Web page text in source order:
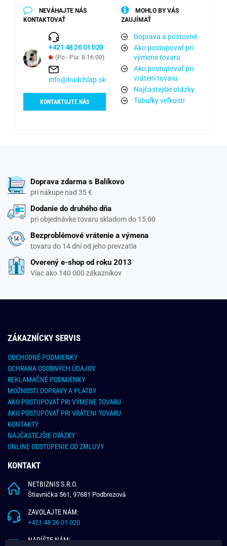
NEVÁHAJTE NÁS
KONTAKTOVAŤ
+421 48 26 01 020
(Po - Pia: 8-16:00)
info@budchlap.sk
KONTAKTUJTE NÁS
MOHLO BY VÁS
ZAUJÍMAŤ
Doprava a poštovné
Ako postupovať pri
výmene tovaru
Ako postupovať pri
vrátení tovaru
Najčastejšie otázky
Tabuľky veľkostí
Doprava zdarma s Balíkovo
pri nákupe nad 35 €
Dodanie do druhého dňa
pri objednávke tovaru skladom do 15:00
Bezproblémové vrátenie a výmena
tovaru do 14 dní od jeho prevzatia
Overený e-shop od roku 2013
Viac ako 140 000 zákazníkov
ZÁKAZNÍCKY SERVIS
OBCHODNÉ PODMIENKY
OCHRANA OSOBNÝCH ÚDAJOV
REKLAMAČNÉ PODMIENKY
MOŽNOSTI DOPRAVY A PLATBY
AKO POSTUPOVAŤ PRI VÝMENE TOVARU
AKO POSTUPOVAŤ PRI VRÁTENI TOVARU
KONTAKTY
NAJČASTEJŠIE OTÁZKY
ONLINE ODSTÚPENIE OD ZMLUVY
KONTAKT
NETBIZNIS S.R.O.
Štiavnička 561, 97681 Podbrezová
ZAVOLAJTE NÁM:
+421 48 26 01 020
NAPÍŠTE NÁM: